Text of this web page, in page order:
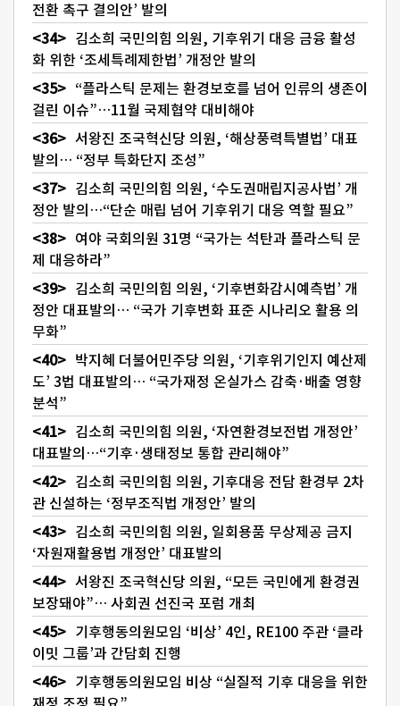
전환 촉구 결의안’ 발의
김소희 국민의힘 의원, 기후위기 대응 금융 활성
화 위한 ‘조세특례제한법’ 개정안 발의
“플라스틱 문제는 환경보호를 넘어 인류의 생존이
걸린 이슈”…11월 국제협약 대비해야
서왕진 조국혁신당 의원, ‘해상풍력특별법’ 대표
발의… “정부 특화단지 조성”
김소희 국민의힘 의원, ‘수도권매립지공사법’ 개
정안 발의…“단순 매립 넘어 기후위기 대응 역할 필요”
여야 국회의원 31명 “국가는 석탄과 플라스틱 문
제 대응하라”
김소희 국민의힘 의원, ‘기후변화감시예측법’ 개
정안 대표발의… “국가 기후변화 표준 시나리오 활용 의
무화”
박지혜 더불어민주당 의원, ‘기후위기인지 예산제
도’ 3법 대표발의… “국가재정 온실가스 감축·배출 영향
분석”
김소희 국민의힘 의원, ‘자연환경보전법 개정안’
대표발의…“기후·생태정보 통합 관리해야”
김소희 국민의힘 의원, 기후대응 전담 환경부 2차
관 신설하는 ‘정부조직법 개정안’ 발의
김소희 국민의힘 의원, 일회용품 무상제공 금지
‘자원재활용법 개정안’ 대표발의
서왕진 조국혁신당 의원, “모든 국민에게 환경권
보장돼야”… 사회권 선진국 포럼 개최
기후행동의원모임 ‘비상’ 4인, RE100 주관 ‘클라
이밋 그룹’과 간담회 진행
기후행동의원모임 비상 “실질적 기후 대응을 위한